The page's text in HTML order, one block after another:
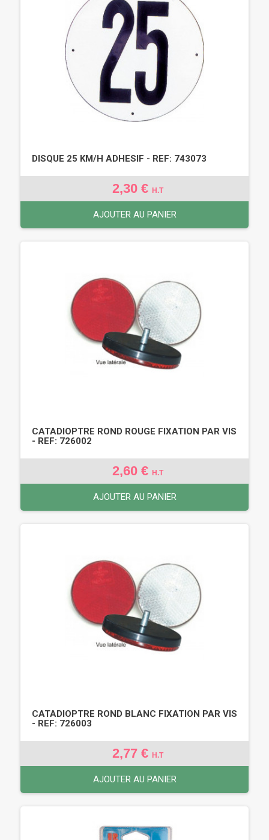
DISQUE 25 KM/H ADHESIF - REF: 743073
2,30 € H.T
AJOUTER AU PANIER
CATADIOPTRE ROND ROUGE FIXATION PAR VIS
- REF: 726002
2,60 € H.T
AJOUTER AU PANIER
CATADIOPTRE ROND BLANC FIXATION PAR VIS
- REF: 726003
2,77 € H.T
AJOUTER AU PANIER